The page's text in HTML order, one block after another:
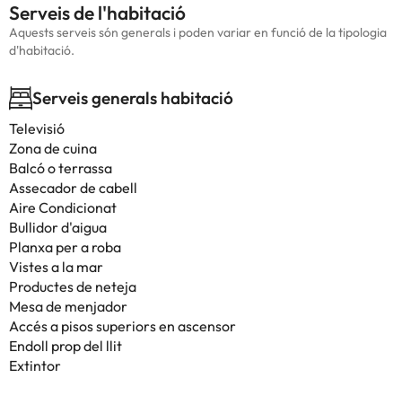
Serveis de l'habitació
Aquests serveis són generals i poden variar en funció de la tipologia
d'habitació.
Serveis generals habitació
Televisió
Zona de cuina
Balcó o terrassa
Assecador de cabell
Aire Condicionat
Bullidor d'aigua
Planxa per a roba
Vistes a la mar
Productes de neteja
Mesa de menjador
Accés a pisos superiors en ascensor
Endoll prop del llit
Extintor